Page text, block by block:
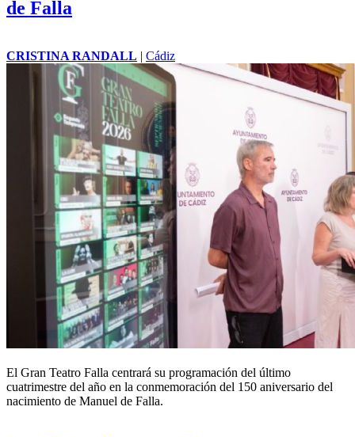
de Falla
CRISTINA RANDALL | Cádiz
El Gran Teatro Falla centrará su programación del último
cuatrimestre del año en la conmemoración del 150 aniversario del
nacimiento de Manuel de Falla.